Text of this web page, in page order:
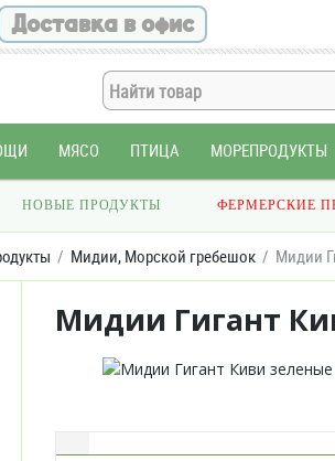
Доставка в офис
МЯСО ПТИЦА МОРЕПРОДУКТЫ
НОВЫЕ ПРОДУКТЫ ФЕРМЕРСКИЕ
Мидии, Морской гребешок Мидии
Мидии Гигант